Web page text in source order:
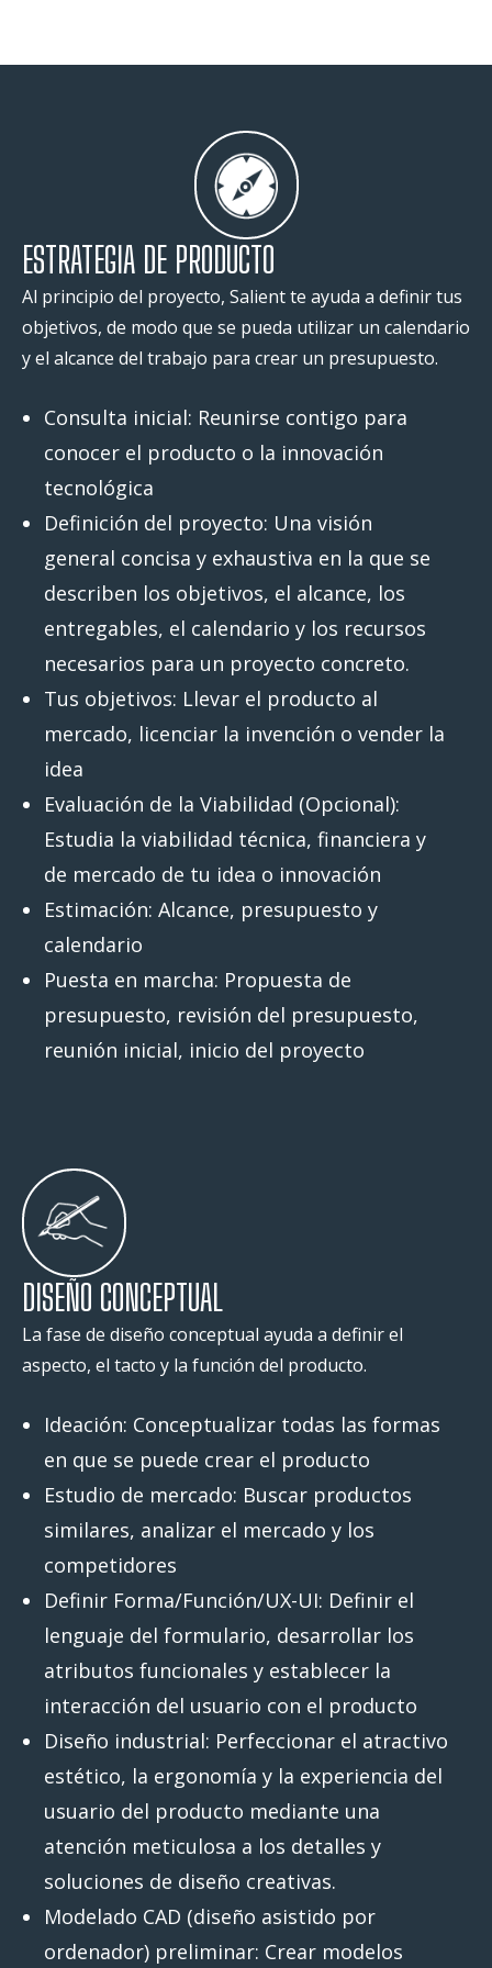
ESTRATEGIA DE PRODUCTO
Al principio del proyecto, Salient te ayuda a definir tus
objetivos, de modo que se pueda utilizar un calendario
y el alcance del trabajo para crear un presupuesto.
Consulta inicial: Reunirse contigo para
conocer el producto o la innovación
tecnológica
Definición del proyecto: Una visión
general concisa y exhaustiva en la que se
describen los objetivos, el alcance, los
entregables, el calendario y los recursos
necesarios para un proyecto concreto.
Tus objetivos: Llevar el producto al
mercado, licenciar la invención o vender la
idea
Evaluación de la Viabilidad (Opcional):
Estudia la viabilidad técnica, financiera y
de mercado de tu idea o innovación
Estimación: Alcance, presupuesto y
calendario
Puesta en marcha: Propuesta de
presupuesto, revisión del presupuesto,
reunión inicial, inicio del proyecto
DISEÑO CONCEPTUAL
La fase de diseño conceptual ayuda a definir el
aspecto, el tacto y la función del producto.
Ideación: Conceptualizar todas las formas
en que se puede crear el producto
Estudio de mercado: Buscar productos
similares, analizar el mercado y los
competidores
Definir Forma/Función/UX-UI: Definir el
lenguaje del formulario, desarrollar los
atributos funcionales y establecer la
interacción del usuario con el producto
Diseño industrial: Perfeccionar el atractivo
estético, la ergonomía y la experiencia del
usuario del producto mediante una
atención meticulosa a los detalles y
soluciones de diseño creativas.
Modelado CAD (diseño asistido por
ordenador) preliminar: Crear modelos